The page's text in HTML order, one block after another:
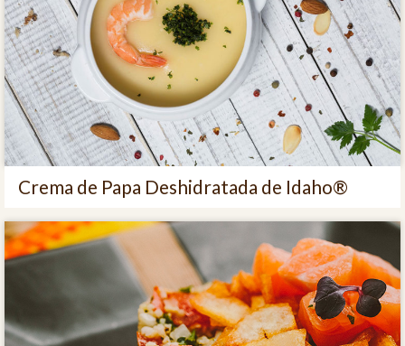
Crema de Papa Deshidratada de Idaho®